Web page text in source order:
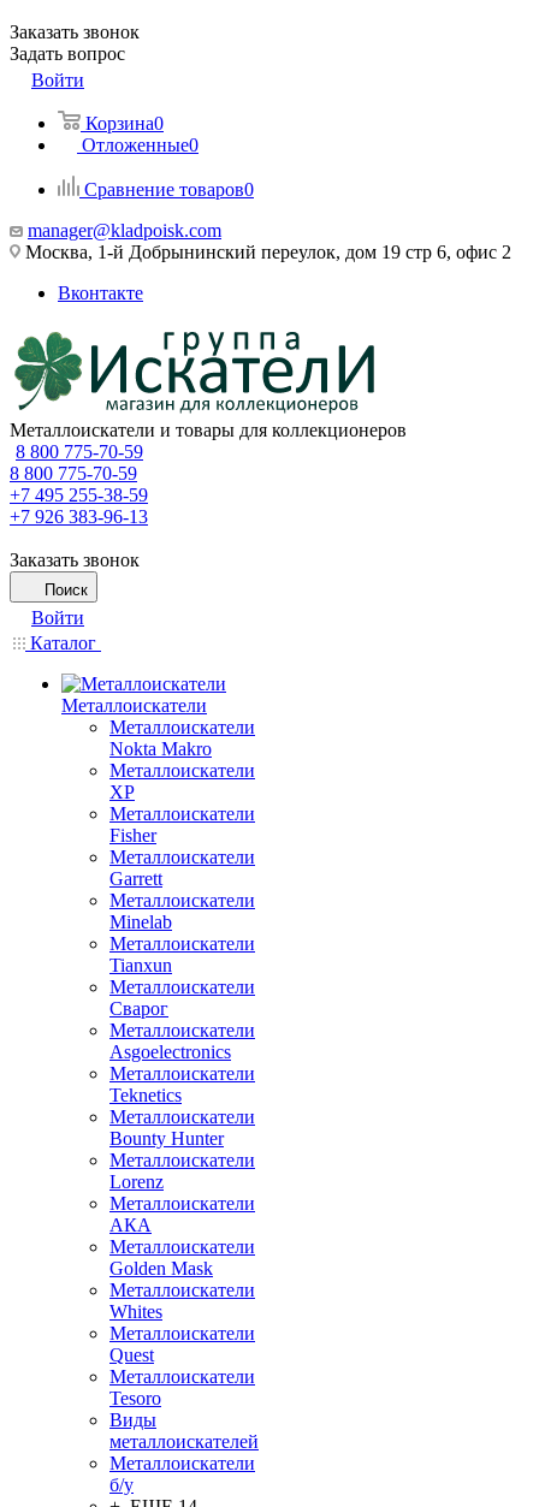
Заказать звонок
Задать вопрос
Войти
Корзина0
Отложенные0
Сравнение товаров0
manager@kladpoisk.com
Москва, 1-й Добрынинский переулок, дом 19 стр 6, офис 2
Вконтакте
Металлоискатели и товары для коллекционеров
8 800 775-70-59
8 800 775-70-59
+7 495 255-38-59
+7 926 383-96-13
Заказать звонок
Поиск
Войти
Каталог
Металлоискатели
Металлоискатели
Nokta Makro
Металлоискатели
XP
Металлоискатели
Fisher
Металлоискатели
Garrett
Металлоискатели
Minelab
Металлоискатели
Tianxun
Металлоискатели
Сварог
Металлоискатели
Asgoelectronics
Металлоискатели
Teknetics
Металлоискатели
Bounty Hunter
Металлоискатели
Lorenz
Металлоискатели
АКА
Металлоискатели
Golden Mask
Металлоискатели
Whites
Металлоискатели
Quest
Металлоискатели
Tesoro
Виды
металлоискателей
Металлоискатели
б/у